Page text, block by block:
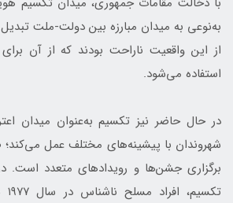
به‌نوعی به میدان مبارزه بین دولت-ملت
از این واقعیت ناراحت بودند که از آن
استفاده می‌شود.
در حال حاضر نیز تکسیم به‌عنوان میدان
شهروندان با پیشینه‌های مختلف عمل
برگزاری جشن‌ها و رویدادهای متعدد است.